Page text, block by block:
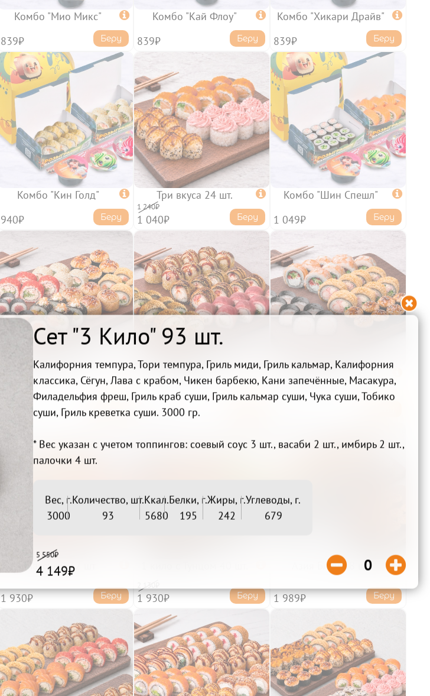
Комбо "Мио Микс" 
839₽ Беру
Комбо "Кай Флоу" 
839₽ Беру
Комбо "Хикари Драйв" 
839₽ Беру
Комбо "Кин Голд" 
940₽ Беру
Три вкуса 24 шт. 
1 240₽
1 040₽ Беру
Комбо "Шин Спешл" 
1 049₽ Беру
Нейро Сет 32 шт 
Беру
Семейный 32 шт 
1 629₽
Креветка в законе 32
шт
Классный 32 шт
1 930₽ Беру 1 930₽ Беру
Азия Блиц 48 шт 
1 989₽ Беру

Сет "3 Кило" 93 шт.
Калифорния темпура, Тори темпура, Гриль миди, Гриль кальмар, Калифорния
классика, Сёгун, Лава с крабом, Чикен барбекю, Кани запечённые, Масакура,
Филадельфия фреш, Гриль краб суши, Гриль кальмар суши, Чука суши, Тобико
суши, Гриль креветка суши. 3000 гр.
* Вес указан с учетом топпингов: соевый соус 3 шт., васаби 2 шт., имбирь 2 шт.,
палочки 4 шт.
Вес, г.
3000
Количество, шт.
93
Ккал.
5680
Белки, г.
195
Жиры, г.
242
Углеводы, г.
679
5 550₽
4 149₽  0 